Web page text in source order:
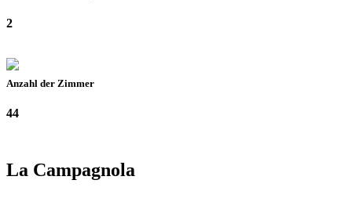
2
Anzahl der Zimmer
44
La Campagnola